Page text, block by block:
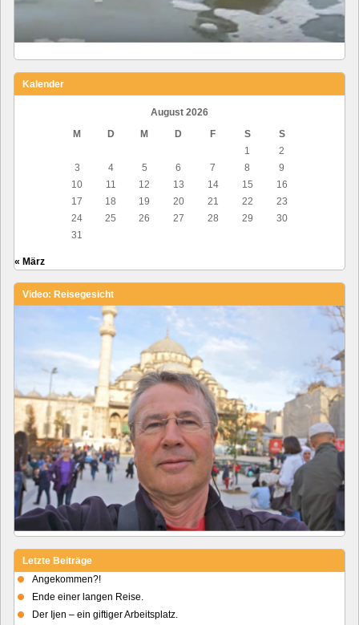
Kalender
August 2026
M
D M D F S
S
1
2
3
4 5 6 7 8
9
10
11 12 13 14 15
16
17
18 19 20 21 22
23
24
25 26 27 28 29
30
31
« März
Video: Reisegesicht
Letzte Beiträge
Angekommen?!
Ende einer langen Reise.
Der Ijen – ein giftiger Arbeitsplatz.